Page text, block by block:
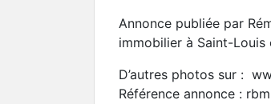
Annonce publiée par
immobilier à Saint-
D’autres photos sur :
Référence annonce :